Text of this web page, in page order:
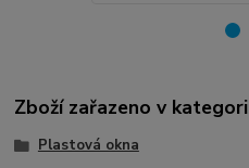
Zboží zařazeno v
Plastová okna